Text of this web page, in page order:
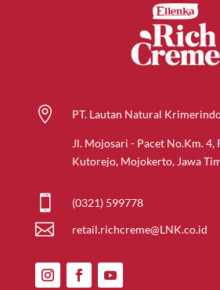
 PT. Lautan Natural
Jl. Mojosari - Pacet No.Km. 4,
Kutorejo, Mojokerto, Jawa
 (0321) 599778
 retail.richcreme@LNK.co.id